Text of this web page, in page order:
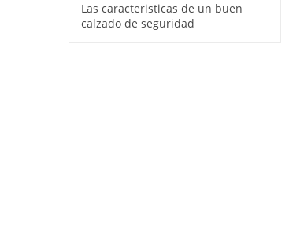
Las caracteristicas de un buen
calzado de seguridad